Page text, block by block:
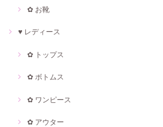
✿ お靴
♥ レディース
✿ トップス
✿ ボトムス
✿ ワンピース
✿ アウター